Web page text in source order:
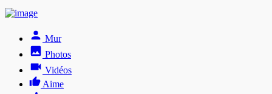
Mur
Photos
Vidéos
Aime